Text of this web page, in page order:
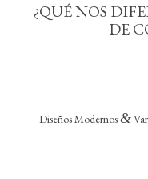
¿QUÉ NOS
DE
Diseños Modernos&